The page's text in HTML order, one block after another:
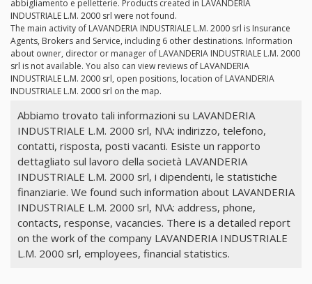
abbigliamento e pelletterie. Products created in LAVANDERIA
INDUSTRIALE L.M. 2000 srl were not found.
The main activity of LAVANDERIA INDUSTRIALE L.M. 2000 srl is Insurance
Agents, Brokers and Service, including 6 other destinations. Information
about owner, director or manager of LAVANDERIA INDUSTRIALE L.M. 2000
srl is not available. You also can view reviews of LAVANDERIA
INDUSTRIALE L.M. 2000 srl, open positions, location of LAVANDERIA
INDUSTRIALE L.M. 2000 srl on the map.
Abbiamo trovato tali informazioni su LAVANDERIA
INDUSTRIALE L.M. 2000 srl, N\A: indirizzo, telefono,
contatti, risposta, posti vacanti. Esiste un rapporto
dettagliato sul lavoro della società LAVANDERIA
INDUSTRIALE L.M. 2000 srl, i dipendenti, le statistiche
finanziarie. We found such information about LAVANDERIA
INDUSTRIALE L.M. 2000 srl, N\A: address, phone,
contacts, response, vacancies. There is a detailed report
on the work of the company LAVANDERIA INDUSTRIALE
L.M. 2000 srl, employees, financial statistics.